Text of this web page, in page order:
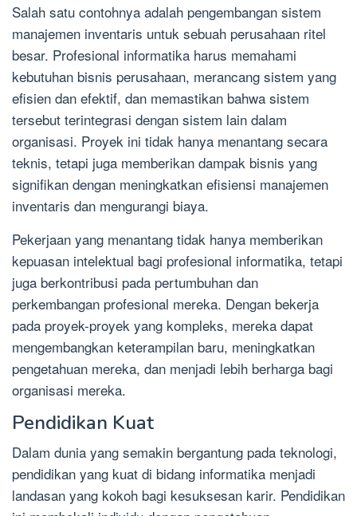
Salah satu contohnya adalah pengembangan sistem
manajemen inventaris untuk sebuah perusahaan ritel
besar. Profesional informatika harus memahami
kebutuhan bisnis perusahaan, merancang sistem yang
efisien dan efektif, dan memastikan bahwa sistem
tersebut terintegrasi dengan sistem lain dalam
organisasi. Proyek ini tidak hanya menantang secara
teknis, tetapi juga memberikan dampak bisnis yang
signifikan dengan meningkatkan efisiensi manajemen
inventaris dan mengurangi biaya.
Pekerjaan yang menantang tidak hanya memberikan
kepuasan intelektual bagi profesional informatika, tetapi
juga berkontribusi pada pertumbuhan dan
perkembangan profesional mereka. Dengan bekerja
pada proyek-proyek yang kompleks, mereka dapat
mengembangkan keterampilan baru, meningkatkan
pengetahuan mereka, dan menjadi lebih berharga bagi
organisasi mereka.
Pendidikan Kuat
Dalam dunia yang semakin bergantung pada teknologi,
pendidikan yang kuat di bidang informatika menjadi
landasan yang kokoh bagi kesuksesan karir. Pendidikan